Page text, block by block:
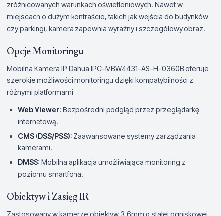
zróżnicowanych warunkach oświetleniowych. Nawet w
miejscach o dużym kontraście, takich jak wejścia do budynków
czy parkingi, kamera zapewnia wyraźny i szczegółowy obraz.
Opcje Monitoringu
Mobilna Kamera IP Dahua IPC-MBW4431-AS-H-0360B oferuje
szerokie możliwości monitoringu dzięki kompatybilności z
różnymi platformami:
Web Viewer: Bezpośredni podgląd przez przeglądarkę
internetową.
CMS (DSS/PSS): Zaawansowane systemy zarządzania
kamerami.
DMSS: Mobilna aplikacja umożliwiająca monitoring z
poziomu smartfona.
Obiektyw i Zasięg IR
Zastosowany w kamerze obiektyw 3.6mm o stałej ogniskowej